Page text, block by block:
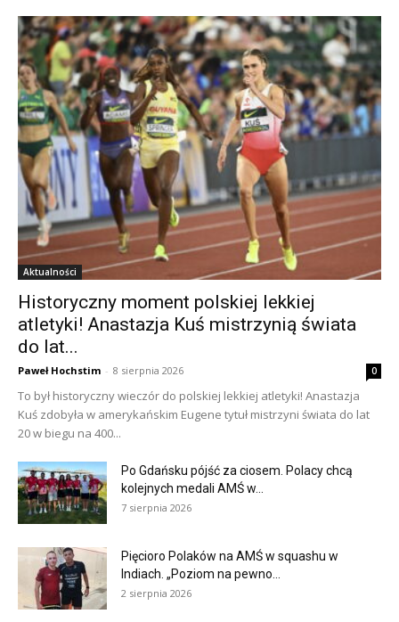
Aktualności
Historyczny moment polskiej lekkiej
atletyki! Anastazja Kuś mistrzynią świata
do lat...
Paweł Hochstim - 8 sierpnia 2026 0
To był historyczny wieczór do polskiej lekkiej atletyki! Anastazja
Kuś zdobyła w amerykańskim Eugene tytuł mistrzyni świata do lat
20 w biegu na 400...
Po Gdańsku pójść za ciosem. Polacy chcą
kolejnych medali AMŚ w...
7 sierpnia 2026
Pięcioro Polaków na AMŚ w squashu w
Indiach. „Poziom na pewno...
2 sierpnia 2026